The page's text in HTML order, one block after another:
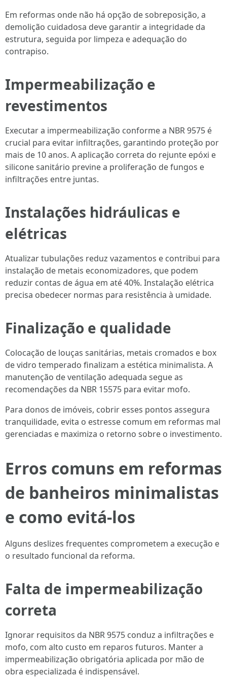
Em reformas onde não há opção de sobreposição, a
demolição cuidadosa deve garantir a integridade da
estrutura, seguida por limpeza e adequação do
contrapiso.
Impermeabilização e
revestimentos
Executar a impermeabilização conforme a NBR 9575 é
crucial para evitar infiltrações, garantindo proteção por
mais de 10 anos. A aplicação correta do rejunte epóxi e
silicone sanitário previne a proliferação de fungos e
infiltrações entre juntas.
Instalações hidráulicas e
elétricas
Atualizar tubulações reduz vazamentos e contribui para
instalação de metais economizadores, que podem
reduzir contas de água em até 40%. Instalação elétrica
precisa obedecer normas para resistência à umidade.
Finalização e qualidade
Colocação de louças sanitárias, metais cromados e box
de vidro temperado finalizam a estética minimalista. A
manutenção de ventilação adequada segue as
recomendações da NBR 15575 para evitar mofo.
Para donos de imóveis, cobrir esses pontos assegura
tranquilidade, evita o estresse comum em reformas mal
gerenciadas e maximiza o retorno sobre o investimento.
Erros comuns em reformas
de banheiros minimalistas
e como evitá-los
Alguns deslizes frequentes comprometem a execução e
o resultado funcional da reforma.
Falta de impermeabilização
correta
Ignorar requisitos da NBR 9575 conduz a infiltrações e
mofo, com alto custo em reparos futuros. Manter a
impermeabilização obrigatória aplicada por mão de
obra especializada é indispensável.